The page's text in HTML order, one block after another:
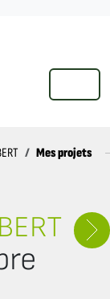
MENU
Mes projets